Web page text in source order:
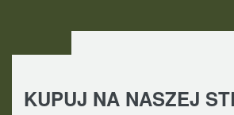
KUPUJ NA NASZEJ